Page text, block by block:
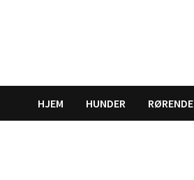
HJEM HUNDER RØRENDE